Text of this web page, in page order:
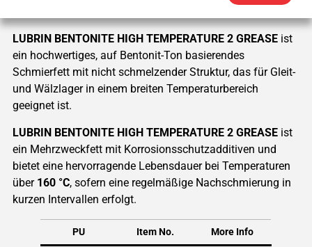
LUBRIN BENTONITE HIGH TEMPERATURE 2 GREASEist
ein hochwertiges, auf Bentonit-Ton basierendes
Schmierfett mit nicht schmelzender Struktur, das für Gleit-
und Wälzlager in einem breiten Temperaturbereich
geeignet ist.
LUBRIN BENTONITE HIGH TEMPERATURE 2 GREASEist
ein Mehrzweckfett mit Korrosionsschutzadditiven und
bietet eine hervorragende Lebensdauer bei Temperaturen
über 160 °C, sofern eine regelmäßige Nachschmierung in
kurzen Intervallen erfolgt.
PU Item No. More Info